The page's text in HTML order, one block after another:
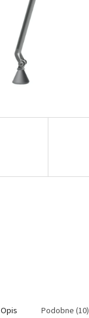
Opis Podobne (10)